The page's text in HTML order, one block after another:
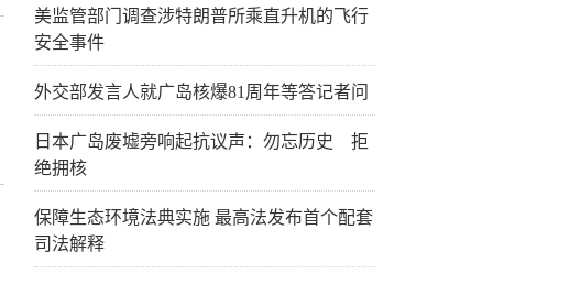
美监管部门调查涉特朗普所乘直升机的飞行
安全事件
外交部发言人就广岛核爆81周年等答记者问
日本广岛废墟旁响起抗议声：勿忘历史 拒
绝拥核
保障生态环境法典实施 最高法发布首个配套
司法解释